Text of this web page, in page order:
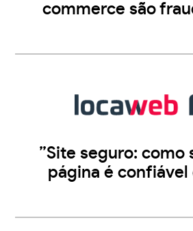
commerce são
”Site seguro: como
página é confiável